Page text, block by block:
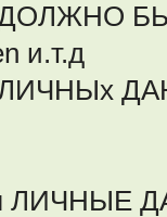
ДОЛЖНО
и.т.д
ЛИЧНЫх
ЛИЧНЫЕ